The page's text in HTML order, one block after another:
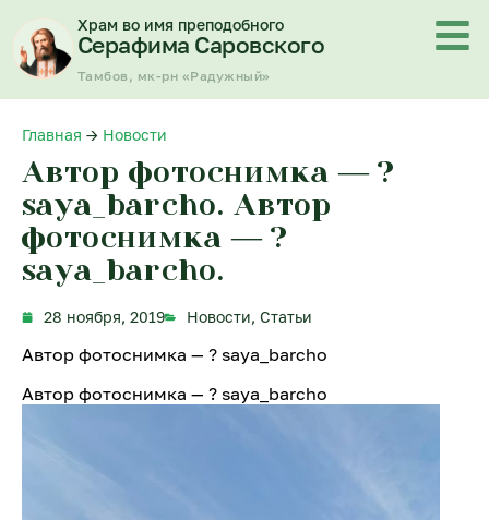
содержимому
Храм во имя преподобного
Серафима Саровского
Тамбов, мк-рн «Радужный»
Главная → Новости
Автор фотоснимка — ?
saya_barcho. Автор
фотоснимка — ?
saya_barcho.
28 ноября, 2019 Новости, Статьи
Автор фотоснимка — ? saya_barcho
Автор фотоснимка — ? saya_barcho